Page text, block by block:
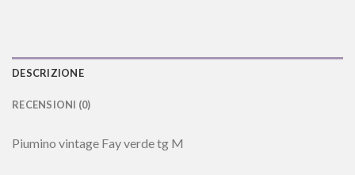
DESCRIZIONE
RECENSIONI (0)
Piumino vintage Fay verde tg M